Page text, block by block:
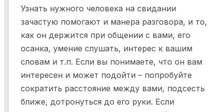
Узнать нужного человека на свидании
зачастую помогают и манера разговора, и то,
как он держится при общении с вами, его
осанка, умение слушать, интерес к вашим
словам и т.п. Если вы понимаете, что он вам
интересен и может подойти – попробуйте
сократить расстояние между вами, подсесть
ближе, дотронуться до его руки. Если